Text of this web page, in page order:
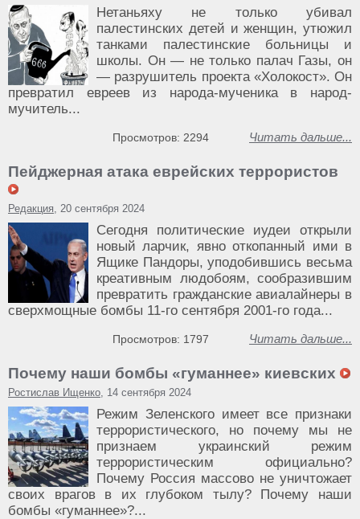
Нетаньяху не только убивал
палестинских детей и женщин, утюжил
танками палестинские больницы и
школы. Он — не только палач Газы, он
— разрушитель проекта «Холокост». Он
превратил евреев из народа-мученика в народ-
мучитель...
Читать дальше...
Просмотров: 2294
Пейджерная атака еврейских террористов
Редакция, 20 сентября 2024
Сегодня политические иудеи открыли
новый ларчик, явно откопанный ими в
Ящике Пандоры, уподобившись весьма
креативным людобоям, сообразившим
превратить гражданские авиалайнеры в
сверхмощные бомбы 11-го сентября 2001-го года...
Читать дальше...
Просмотров: 1797
Почему наши бомбы «гуманнее» киевских
Ростислав Ищенко, 14 сентября 2024
Режим Зеленского имеет все признаки
террористического, но почему мы не
признаем украинский режим
террористическим официально?
Почему Россия массово не уничтожает
своих врагов в их глубоком тылу? Почему наши
бомбы «гуманнее»?...